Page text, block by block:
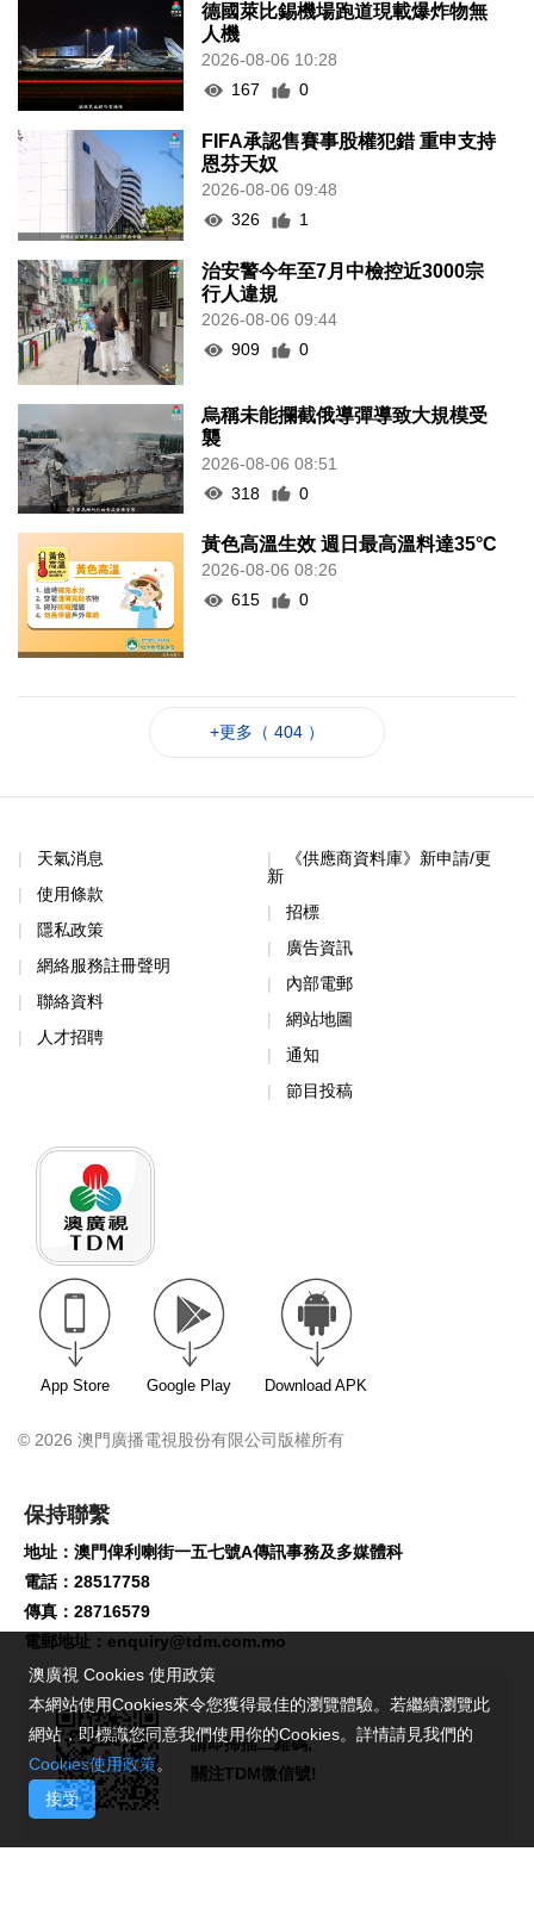
德國萊比錫機場跑道現載爆炸物無
人機
2026-08-06 10:28
167
0
FIFA承認售賽事股權犯錯 重申支持
恩芬天奴
2026-08-06 09:48
326
1
治安警今年至7月中檢控近3000宗
行人違規
2026-08-06 09:44
909
0
烏稱未能攔截俄導彈導致大規模受
襲
2026-08-06 08:51
318
0
黃色高溫生效 週日最高溫料達35°C
2026-08-06 08:26
615
0
+更多（ 404 ）
天氣消息
使用條款
隱私政策
網絡服務註冊聲明
聯絡資料
人才招聘
《供應商資料庫》新申請/更
新
招標
廣告資訊
內部電郵
網站地圖
通知
節目投稿
App Store Google Play Download APK
© 2026 澳門廣播電視股份有限公司版權所有
保持聯繫
地址：澳門俾利喇街一五七號A傳訊事務及多媒體科
電話：28517758
傳真：28716579
電郵地址： enquiry@tdm.com.mo
請即掃描二維碼,
關注TDM微信號!
澳廣視 Cookies 使用政策
本網站使用Cookies來令您獲得最佳的瀏覽體驗。若繼續瀏覽此
網站，即標識您同意我們使用你的Cookies。詳情請見我們的
Cookies使用政策。
接受